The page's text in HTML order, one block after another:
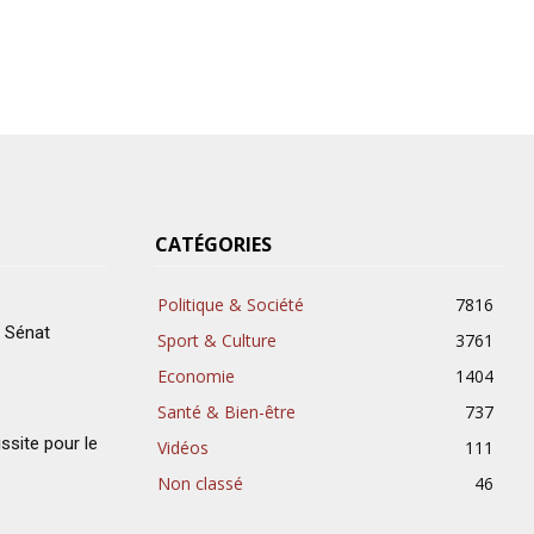
Sénat
pour le
CATÉGORIES
Politique & Société
7816
Sport & Culture
3761
Economie
1404
Santé & Bien-être
737
Vidéos
111
Non classé
46